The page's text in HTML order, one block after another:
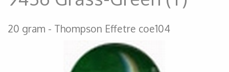
20 gram Thompson Effetre coe104